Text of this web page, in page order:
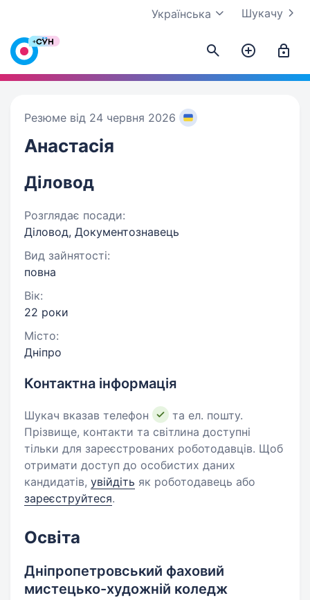
Шукачу
Українська
Резюме від 24 червня 2026
Анастасія
Діловод
Розглядає посади:
Діловод, Документознавець
Вид зайнятості:
повна
Вік:
22 роки
Місто:
Дніпро
Контактна інформація
Шукач вказав телефон
та ел. пошту.
Прізвище, контакти та світлина доступні
тільки для зареєстрованих роботодавців. Щоб
отримати доступ до особистих даних
кандидатів, увійдіть як роботодавець або
зареєструйтеся.
Освіта
Дніпропетровський фаховий
мистецько-художній коледж